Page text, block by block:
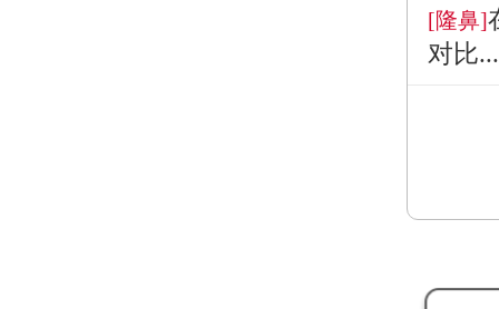
[隆鼻]
对比...